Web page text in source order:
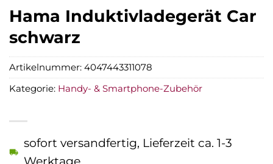
Hama Induktivladegerät Car
schwarz
sofort versandfertig, Lieferzeit ca. 1-3
Werktage
Artikelnummer: 4047443311078
Kategorie: Handy- & Smartphone-Zubehör